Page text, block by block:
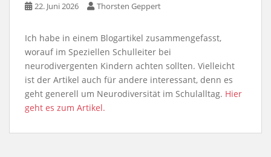
22. Juni 2026 Thorsten Geppert
Ich habe in einem Blogartikel zusammengefasst,
worauf im Speziellen Schulleiter bei
neurodivergenten Kindern achten sollten. Vielleicht
ist der Artikel auch für andere interessant, denn es
geht generell um Neurodiversität im Schulalltag. Hier
geht es zum Artikel.